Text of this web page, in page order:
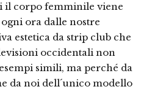
il corpo femminile viene
ora dalle nostre
estetica da strip club che
occidentali non
simili, ma perché da
da noi dell´unico modello